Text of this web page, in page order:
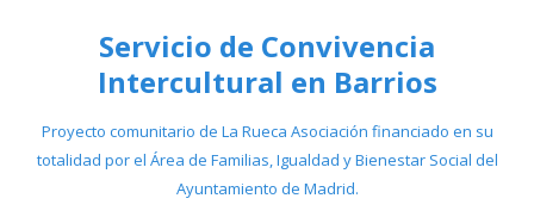
Servicio de Convivencia
Intercultural en Barrios
Proyecto comunitario de La Rueca Asociación financiado en su
totalidad por el Área de Familias, Igualdad y Bienestar Social del
Ayuntamiento de Madrid.